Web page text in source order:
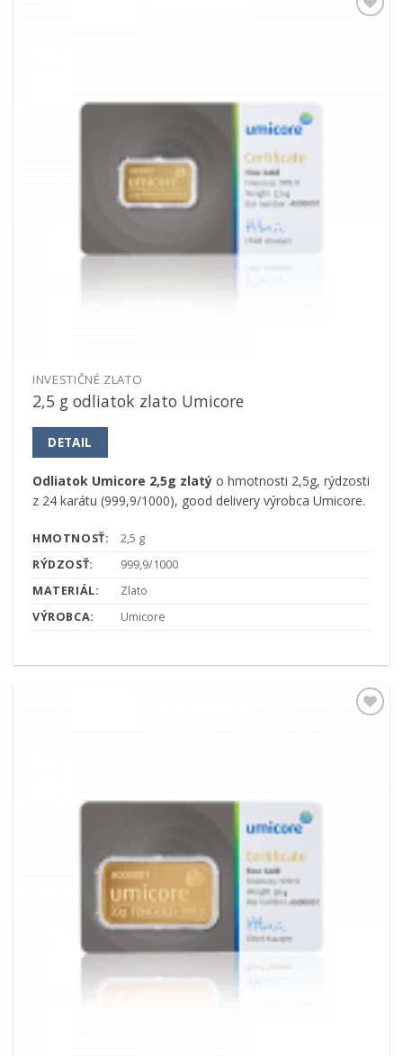
INVESTIČNÉ ZLATO
2,5 g odliatok zlato Umicore
DETAIL
Odliatok Umicore 2,5g zlatýo hmotnosti 2,5g, rýdzosti
z 24 karátu (999,9/1000), good delivery výrobca Umicore.
HMOTNOSŤ:
2,5 g
RÝDZOSŤ:
999,9/1000
MATERIÁL:
Zlato
VÝROBCA:
Umicore